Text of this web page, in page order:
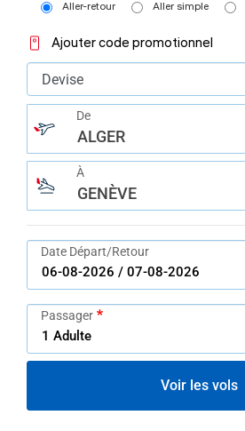
navigate
interact
content.
Aller-retour Aller simple
Ajouter code promotionnel
De
ALGER
À
GENÈVE
Date Départ/Retour
Passager
Voir les vols